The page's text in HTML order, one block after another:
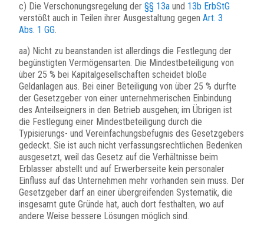
c) Die Verschonungsregelung der §§ 13a und 13b ErbStG
verstößt auch in Teilen ihrer Ausgestaltung gegen Art. 3
Abs. 1 GG.
aa) Nicht zu beanstanden ist allerdings die Festlegung der
begünstigten Vermögensarten. Die Mindestbeteiligung von
über 25 % bei Kapitalgesellschaften scheidet bloße
Geldanlagen aus. Bei einer Beteiligung von über 25 % durfte
der Gesetzgeber von einer unternehmerischen Einbindung
des Anteilseigners in den Betrieb ausgehen; im Übrigen ist
die Festlegung einer Mindestbeteiligung durch die
Typisierungs- und Vereinfachungsbefugnis des Gesetzgebers
gedeckt. Sie ist auch nicht verfassungsrechtlichen Bedenken
ausgesetzt, weil das Gesetz auf die Verhältnisse beim
Erblasser abstellt und auf Erwerberseite kein personaler
Einfluss auf das Unternehmen mehr vorhanden sein muss. Der
Gesetzgeber darf an einer übergreifenden Systematik, die
insgesamt gute Gründe hat, auch dort festhalten, wo auf
andere Weise bessere Lösungen möglich sind.